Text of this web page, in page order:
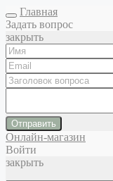
Главная
Задать вопрос
закрыть
Отправить
Онлайн-магазин
Войти
закрыть